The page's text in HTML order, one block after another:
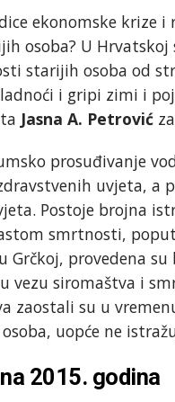
ekonomske krize
osoba? U Hrvatskoj
starijih osoba od
i gripi zimi i
Jasna A. Petrović za
prosuđivanje
uvjeta, a
Postoje brojna
smrtnosti, poput
Grčkoj, provedena
vezu siromaštva i
zaostali su u
uopće ne
2015. godina